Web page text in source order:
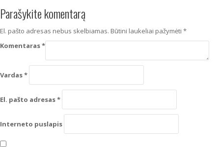
Parašykite komentarą
El. pašto adresas nebus skelbiamas. Būtini laukeliai pažymėti *
Komentaras*
Vardas*
El. pašto adresas*
Interneto puslapis